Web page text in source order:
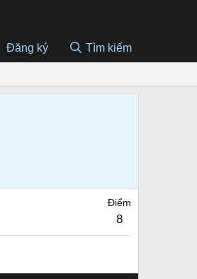
Đăng ký Tìm kiếm
Điểm
8